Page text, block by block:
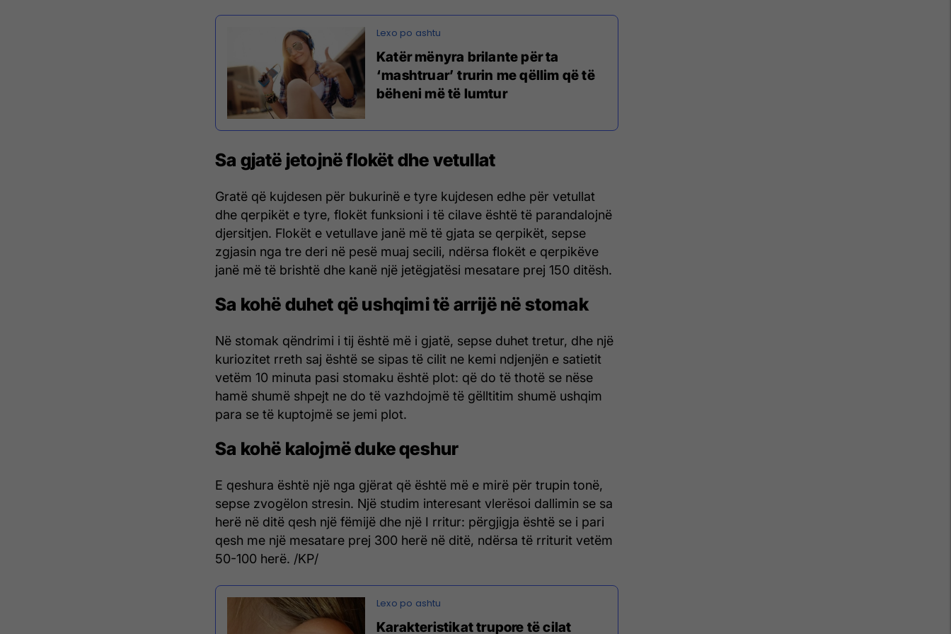
Katër mënyra brilante për ta
‘mashtruar’ trurin me qëllim që të
bëheni më të lumtur
Sa gjatë jetojnë flokët dhe vetullat
Gratë që kujdesen për bukurinë e tyre kujdesen edhe për vetullat
dhe qerpikët e tyre, flokët funksioni i të cilave është të parandalojnë
djersitjen. Flokët e vetullave janë më të gjata se qerpikët, sepse
zgjasin nga tre deri në pesë muaj secili, ndërsa flokët e qerpikëve
janë më të brishtë dhe kanë një jetëgjatësi mesatare prej 150 ditësh.
Sa kohë duhet që ushqimi të arrijë në stomak
Në stomak qëndrimi i tij është më i gjatë, sepse duhet tretur, dhe një
kuriozitet rreth saj është se sipas të cilit ne kemi ndjenjën e satietit
vetëm 10 minuta pasi stomaku është plot: që do të thotë se nëse
hamë shumë shpejt ne do të vazhdojmë të gëlltitim shumë ushqim
para se të kuptojmë se jemi plot.
Sa kohë kalojmë duke qeshur
E qeshura është një nga gjërat që është më e mirë për trupin tonë,
sepse zvogëlon stresin. Një studim interesant vlerësoi dallimin se sa
herë në ditë qesh një fëmijë dhe një I rritur: përgjigja është se i pari
qesh me një mesatare prej 300 herë në ditë, ndërsa të rriturit vetëm
50-100 herë. /KP/
Karakteristikat trupore të cilat